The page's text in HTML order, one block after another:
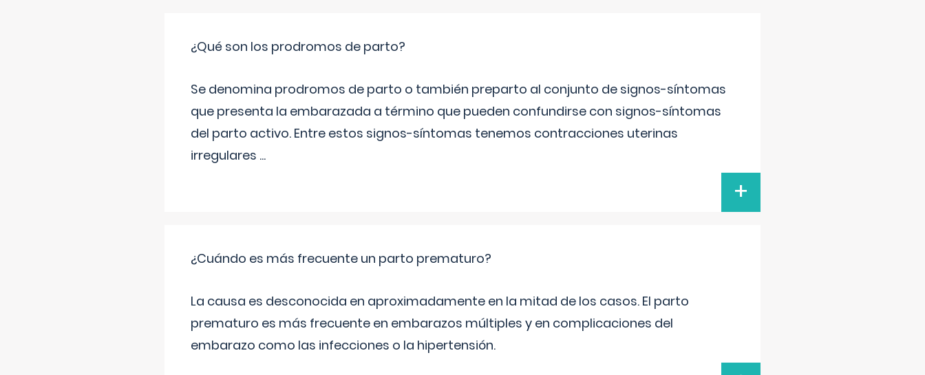
¿Qué son los prodromos de parto?
Se denomina prodromos de parto o también preparto al conjunto de signos-síntomas
que presenta la embarazada a término que pueden confundirse con signos-síntomas
del parto activo. Entre estos signos-síntomas tenemos contracciones uterinas
irregulares ...
+
¿Cuándo es más frecuente un parto prematuro?
La causa es desconocida en aproximadamente en la mitad de los casos. El parto
prematuro es más frecuente en embarazos múltiples y en complicaciones del
embarazo como las infecciones o la hipertensión.